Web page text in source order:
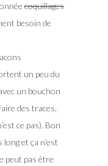
coquillages
besoin de
un peu du
un bouchon
des traces,
ce pas). Bon
et ça n’est
peut pas être